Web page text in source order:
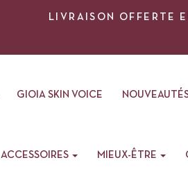
LIVRAISON OFFERTE
GIOIA SKIN VOICE
ACCESSOIRES MIEUX-ÊTRE